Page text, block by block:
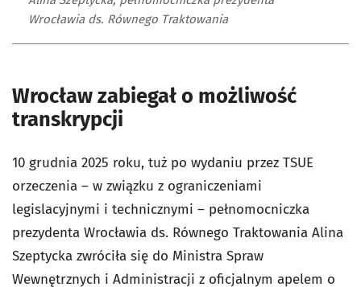
Wrocławia ds. Równego Traktowania
Wrocław zabiegał o możliwość
transkrypcji
10 grudnia 2025 roku, tuż po wydaniu przez TSUE
orzeczenia – w związku z ograniczeniami
legislacyjnymi i technicznymi – pełnomocniczka
prezydenta Wrocławia ds. Równego Traktowania Alina
Szeptycka zwróciła się do Ministra Spraw
Wewnętrznych i Administracji z oficjalnym apelem o